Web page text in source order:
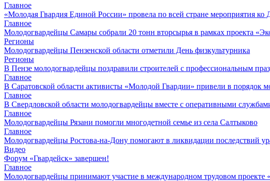
Главное
«Молодая Гвардия Единой России» провела по всей стране мероприятия ко
Главное
Молодогвардейцы Самары собрали 20 тонн вторсырья в рамках проекта
Регионы
Молодогвардейцы Пензенской области отметили День физкультурника
Регионы
В Пензе молодогвардейцы поздравили строителей с профессиональным
Главное
В Саратовской области активисты «Молодой Гвардии» привели в порядок
Главное
В Свердловской области молодогвардейцы вместе с оперативными
Главное
Молодогвардейцы Рязани помогли многодетной семье из села Салтыково
Главное
Молодогвардейцы Ростова-на-Дону помогают в ликвидации последствий
Видео
Форум «Гвардейск» завершен!
Главное
Молодогвардейцы принимают участие в международном трудовом проекте